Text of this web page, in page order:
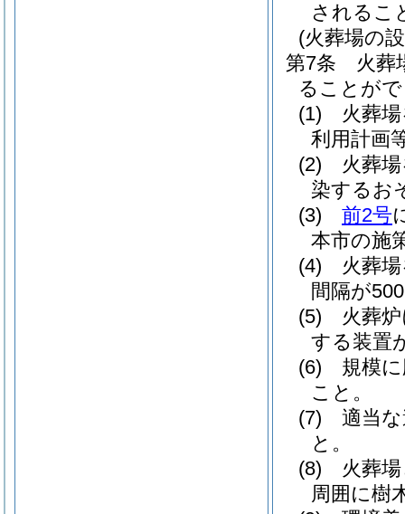
されるこ
(火葬場の
第7条
火葬
ることが
(1)
火葬
利用計画
(2)
火葬
染するお
(3)
前2号
本市の施
(4)
火葬
間隔が
(5)
火葬
する装置
(6)
規模
こと。
(7)
適当
と。
(8)
火葬
周囲に樹